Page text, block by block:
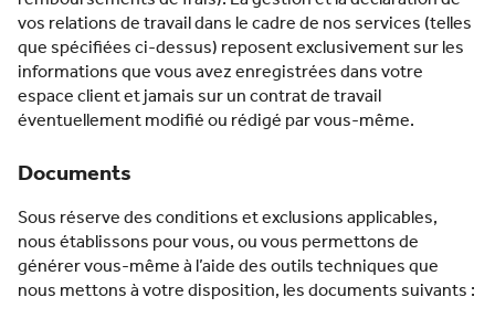
vos relations de travail dans le cadre de nos services (telles
que spécifiées ci-dessus) reposent exclusivement sur les
informations que vous avez enregistrées dans votre
espace client et jamais sur un contrat de travail
éventuellement modifié ou rédigé par vous-même.
Documents
Sous réserve des conditions et exclusions applicables,
nous établissons pour vous, ou vous permettons de
générer vous-même à l’aide des outils techniques que
nous mettons à votre disposition, les documents suivants :